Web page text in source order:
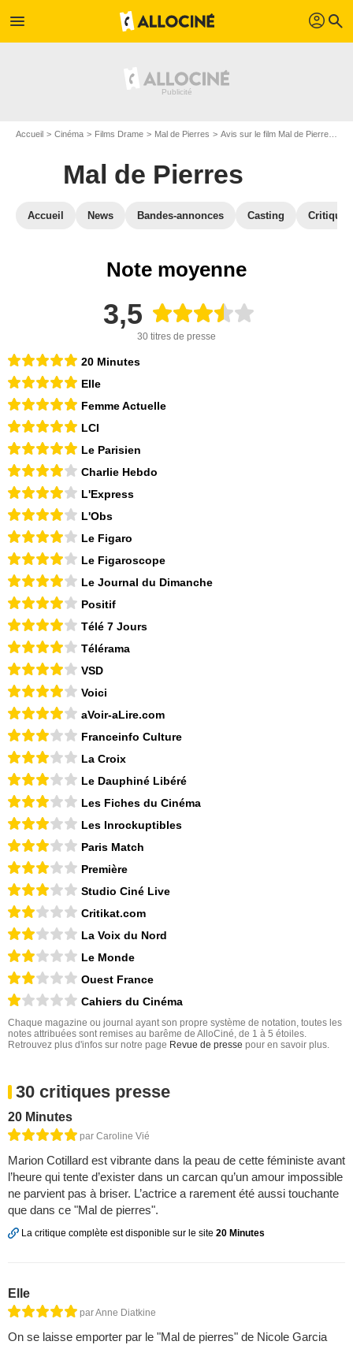
menu profil search
Accueil Cinéma Films Drame Mal de Pierres Avis sur le film Mal de Pierres
Mal de Pierres
Accueil News Bandes-annonces Casting
Note moyenne
3,5
30 titres de presse
20 Minutes
Elle
Femme Actuelle
LCI
Le Parisien
Charlie Hebdo
L'Express
L'Obs
Le Figaro
Le Figaroscope
Le Journal du Dimanche
Positif
Télé 7 Jours
Télérama
VSD
Voici
aVoir-aLire.com
Franceinfo Culture
La Croix
Le Dauphiné Libéré
Les Fiches du Cinéma
Les Inrockuptibles
Paris Match
Première
Studio Ciné Live
Critikat.com
La Voix du Nord
Le Monde
Ouest France
Cahiers du Cinéma
Chaque magazine ou journal ayant son propre système de notation, toutes les
notes attribuées sont remises au barême de AlloCiné, de 1 à 5 étoiles.
Retrouvez plus d'infos sur notre page Revue de presse pour en savoir plus.
30 critiques presse
20 Minutes
par Caroline Vié
Marion Cotillard est vibrante dans la peau de cette féministe avant
l’heure qui tente d’exister dans un carcan qu’un amour impossible
ne parvient pas à briser. L’actrice a rarement été aussi touchante
que dans ce "Mal de pierres".
La critique complète est disponible sur le site 20 Minutes
Elle
par Anne Diatkine
On se laisse emporter par le "Mal de pierres" de Nicole Garcia